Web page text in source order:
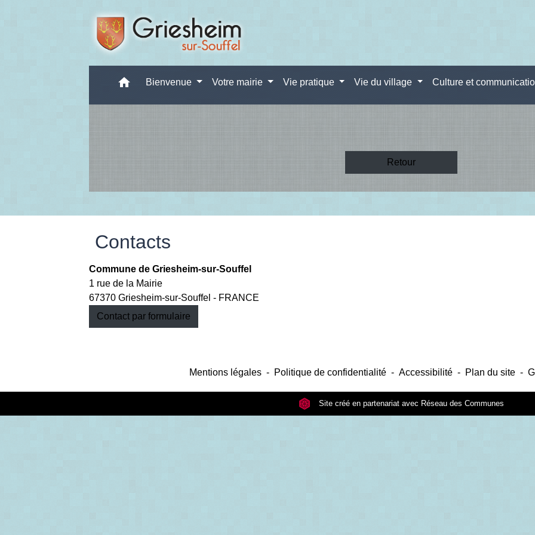
home Bienvenue Votre mairie Vie pratique Vie du village Culture et
Retour
Contacts
Commune de Griesheim-sur-Souffel
1 rue de la Mairie
67370 Griesheim-sur-Souffel - FRANCE
Contact par formulaire
Mentions légales - Politique de confidentialité - Accessibilité - Plan du site -
Site créé en partenariat avec Réseau des Communes